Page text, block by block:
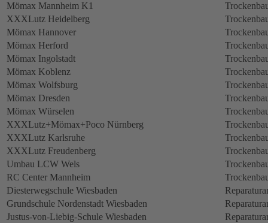
Mömax Mannheim K1
XXXLutz Heidelberg
Mömax Hannover
Mömax Herford
Mömax Ingolstadt
Mömax Koblenz
Mömax Wolfsburg
Mömax Dresden
Mömax Würselen
XXXLutz+Mömax+Poco Nürnberg
XXXLutz Karlsruhe
XXXLutz Freudenberg
Umbau LCW Wels
RC Center Mannheim
Diesterwegschule Wiesbaden
Grundschule Nordenstadt Wiesbaden
Justus-von-Liebig-Schule Wiesbaden